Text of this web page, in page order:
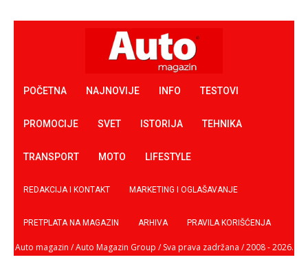
POČETNA NAJNOVIJE INFO TESTOVI
PROMOCIJE SVET ISTORIJA TEHNIKA
TRANSPORT MOTO LIFESTYLE
REDAKCIJA I KONTAKT MARKETING I OGLAŠAVANJE
PRETPLATA NA MAGAZIN ARHIVA PRAVILA KORIŠĆENJA
Auto magazin / Auto Magazin Group / Sva prava zadržana / 2008 - 2026.